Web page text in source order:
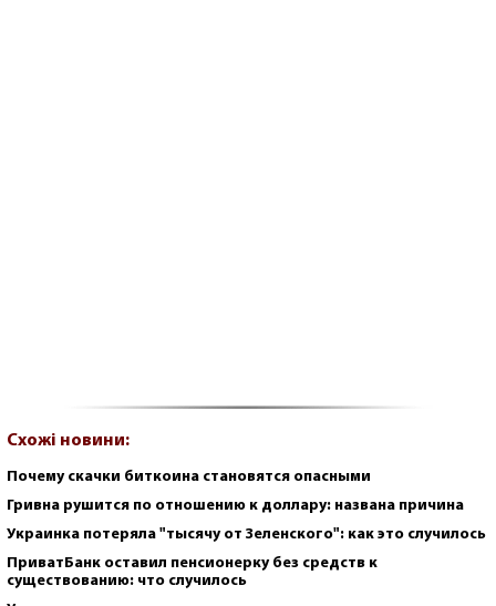
Схожі новини:
Почему скачки биткоина становятся опасными
Гривна рушится по отношению к доллару: названа причина
Украинка потеряла "тысячу от Зеленского": как это случилось
ПриватБанк оставил пенсионерку без средств к
существованию: что случилось